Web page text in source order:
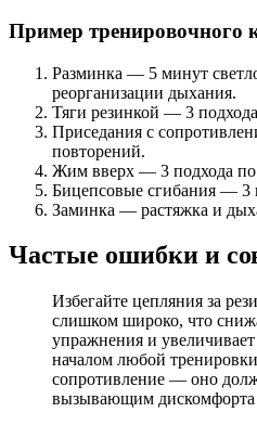
Пример тренировочного
Разминка — 5 минут
реорганизации дыхания.
Тяги резинкой — 3
Приседания с
повторений.
Жим вверх — 3 подхода по
Бицепсовые сгибания — 3
Заминка — растяжка и
Частые ошибки и
Избегайте цепляния за
слишком широко, что
упражнения и
началом любой
сопротивление — оно
вызывающим дискомфорта